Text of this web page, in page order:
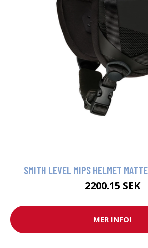
SMITH LEVEL MIPS HELMET
2200.15 SEK
MER INFO!